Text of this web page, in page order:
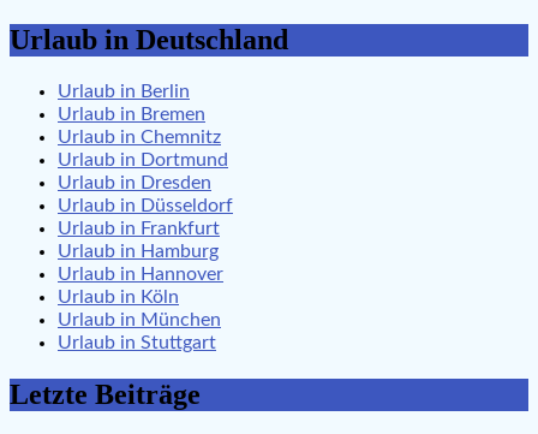
Urlaub in Deutschland
Urlaub in Berlin
Urlaub in Bremen
Urlaub in Chemnitz
Urlaub in Dortmund
Urlaub in Dresden
Urlaub in Düsseldorf
Urlaub in Frankfurt
Urlaub in Hamburg
Urlaub in Hannover
Urlaub in Köln
Urlaub in München
Urlaub in Stuttgart
Letzte Beiträge